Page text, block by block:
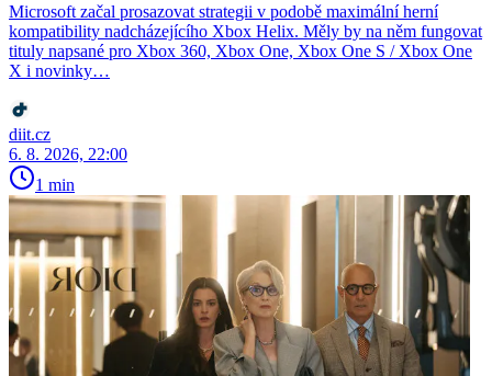
Microsoft začal prosazovat strategii v podobě maximální herní
kompatibility nadcházejícího Xbox Helix. Měly by na něm fungovat
tituly napsané pro Xbox 360, Xbox One, Xbox One S / Xbox One
X i novinky…
diit.cz
6. 8. 2026, 22:00
1 min